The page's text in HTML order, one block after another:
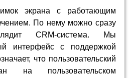
экрана с работающим
По нему можно сразу
CRM-система. Мы
интерфейс с поддержкой
что пользовательский
на пользовательском